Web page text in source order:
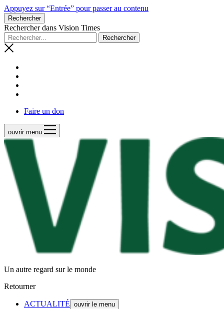
Appuyez sur “Entrée” pour passer au contenu
Rechercher
Rechercher dans Vision Times
Faire un don
ouvrir menu
Un autre regard sur le monde
Retourner
ACTUALITÉ ouvrir le menu